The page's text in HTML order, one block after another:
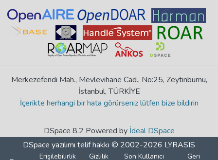
Merkezefendi Mah., Mevlevihane Cad., No:25, Zeytinburnu,
İstanbul, TÜRKİYE
İçerikte herhangi bir hata görürseniz lütfen bize bildirin
DSpace 8.2 Powered by İdeal DSpace
DSpace yazılımı telif hakkı © 2002-2026 LYRASIS
Erişilebilirlik Gizlilik Son Kullanıcı Geri